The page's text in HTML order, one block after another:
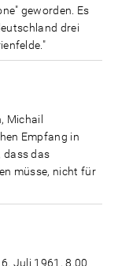
geworden. Es
drei
Michail
Empfang in
dass das
müsse, nicht für
Juli 1961, 8.00